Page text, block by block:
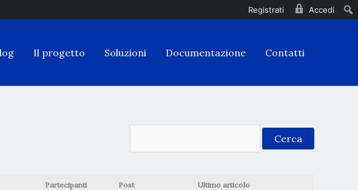
Registrati Accedi
Il progetto Soluzioni Documentazione Contatti
Partecipanti Post Ultimo articolo